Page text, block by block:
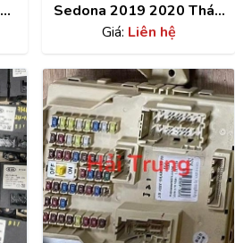
Sedona 2019 2020 Tháo
Xe
Giá: Liên hệ